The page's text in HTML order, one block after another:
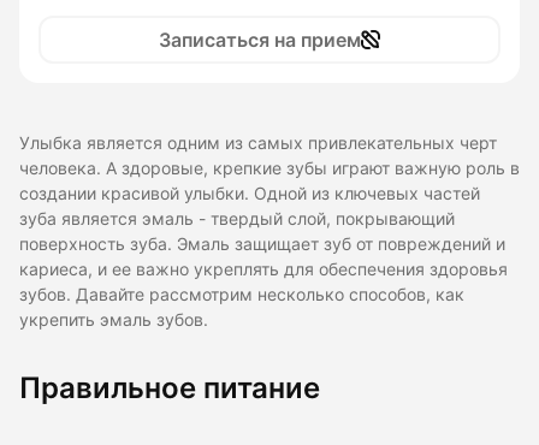
Записаться на прием
Улыбка является одним из самых привлекательных черт
человека. А здоровые, крепкие зубы играют важную роль в
создании красивой улыбки. Одной из ключевых частей
зуба является эмаль - твердый слой, покрывающий
поверхность зуба. Эмаль защищает зуб от повреждений и
кариеса, и ее важно укреплять для обеспечения здоровья
зубов. Давайте рассмотрим несколько способов, как
укрепить эмаль зубов.
Правильное питание